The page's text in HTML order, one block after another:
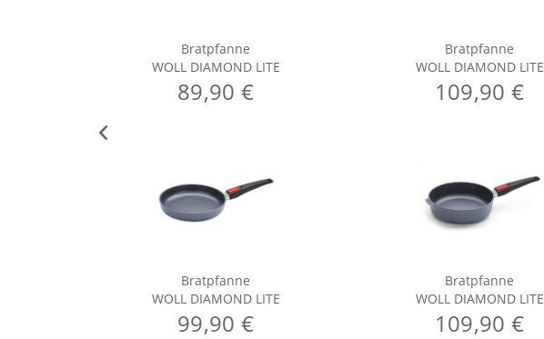
Bratpfanne
WOLL DIAMOND LITE
89,90 €
Bratpfanne
WOLL DIAMOND LITE
99,90 €
Bratpfanne
WOLL DIAMOND LITE
109,90 €
Bratpfanne
WOLL DIAMOND LITE
109,90 €